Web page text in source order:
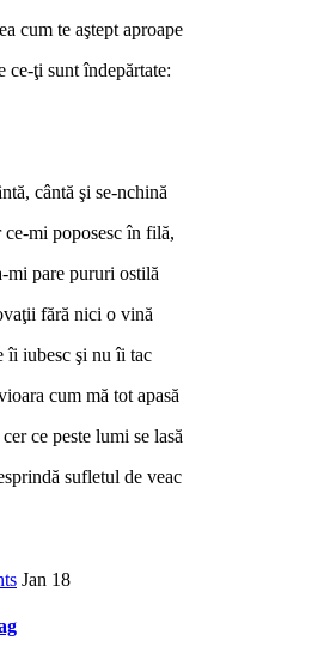
cum te aştept aproape
ce-ţi sunt îndepărtate:
cântă şi se-nchină
mi poposesc în filă,
mi pare pururi ostilă
fără nici o vină
îi iubesc şi nu îi tac
cum mă tot apasă
ce peste lumi se lasă
sufletul de veac
Jan 18